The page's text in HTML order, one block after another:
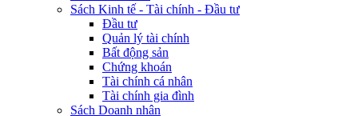
Sách Kinh tế - Tài chính - Đầu tư
Đầu tư
Quản lý tài chính
Bất động sản
Chứng khoán
Tài chính cá nhân
Tài chính gia đình
Sách Doanh nhân